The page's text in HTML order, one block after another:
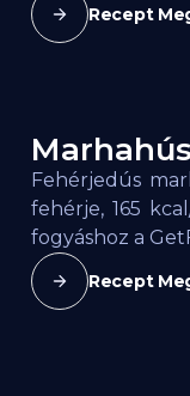
Recept
165kcal / 100g
Fehérjedús
fehérje, 165
fogyáshoz a
Recept